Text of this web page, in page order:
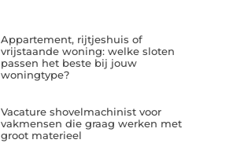
Appartement, rijtjeshuis of
vrijstaande woning: welke sloten
passen het beste bij jouw
woningtype?
Vacature shovelmachinist voor
vakmensen die graag werken met
groot materieel